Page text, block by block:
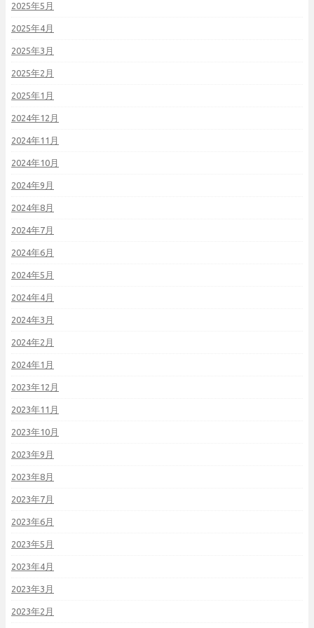
2025年5月
2025年4月
2025年3月
2025年2月
2025年1月
2024年12月
2024年11月
2024年10月
2024年9月
2024年8月
2024年7月
2024年6月
2024年5月
2024年4月
2024年3月
2024年2月
2024年1月
2023年12月
2023年11月
2023年10月
2023年9月
2023年8月
2023年7月
2023年6月
2023年5月
2023年4月
2023年3月
2023年2月